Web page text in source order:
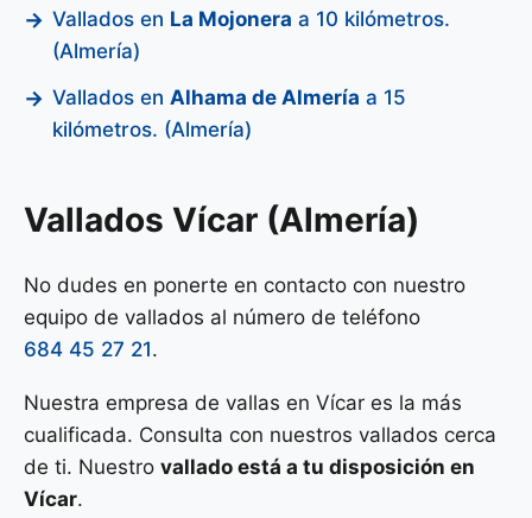
Vallados en La Mojonera a 10 kilómetros.
(Almería)
Vallados en Alhama de Almería a 15
kilómetros. (Almería)
Vallados Vícar (Almería)
No dudes en ponerte en contacto con nuestro
equipo de vallados al número de teléfono
684 45 27 21.
Nuestra empresa de vallas en Vícar es la más
cualificada. Consulta con nuestros vallados cerca
de ti. Nuestro vallado está a tu disposición en
Vícar.